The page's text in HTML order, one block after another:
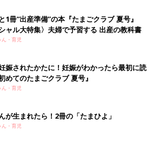
1冊“出産準備”の本『たまごクラブ 夏号』
シャル大特集〉夫婦で予習する 出産の教科書
ん・育児
娠されたかたに！妊娠がわかったら最初に読
めてのたまごクラブ 夏号』
ん・育児
が生まれたら！2冊の「たまひよ」
ん・育児